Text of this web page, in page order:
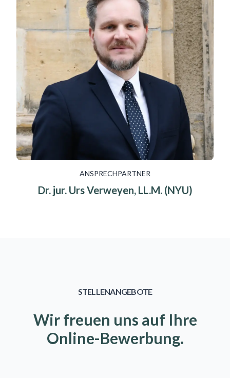
ANSPRECHPARTNER
Dr. jur. Urs Verweyen, LL.M. (NYU)
STELLENANGEBOTE
Wir freuen uns auf Ihre
Online-Bewerbung.